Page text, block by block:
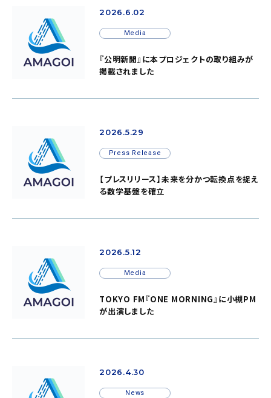
2026.6.02
Media
『公明新聞』に本プロジェクトの取り組みが
掲載されました
2026.5.29
Press Release
【プレスリリース】未来を分かつ転換点を捉え
る数学基盤を確立
2026.5.12
Media
TOKYO FM『ONE MORNING』に小槻PM
が出演しました
2026.4.30
News